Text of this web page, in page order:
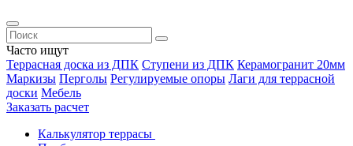
Часто ищут
Террасная доска из ДПК Ступени из ДПК Керамогранит 20мм
Маркизы Перголы Регулируемые опоры Лаги для террасной
доски Мебель
Заказать расчет
Калькулятор террасы